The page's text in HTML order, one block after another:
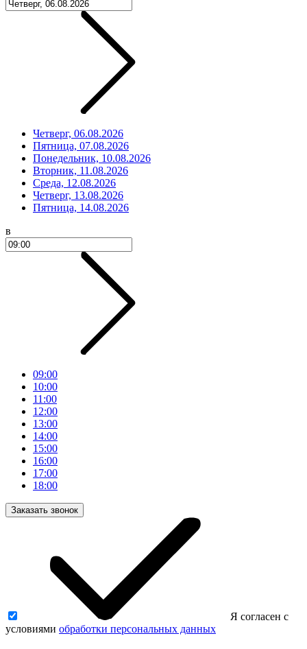
Четверг, 06.08.2026
Пятница, 07.08.2026
Понедельник, 10.08.2026
Вторник, 11.08.2026
Среда, 12.08.2026
Четверг, 13.08.2026
Пятница, 14.08.2026
в
09:00
10:00
11:00
12:00
13:00
14:00
15:00
16:00
17:00
18:00
Заказать звонок
Я согласен с
условиями обработки персональных данных